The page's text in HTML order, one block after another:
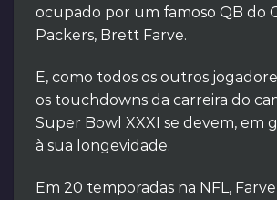
ocupado por um famoso QB do
Packers, Brett Farve.
E, como todos os outros
os touchdowns da carreira do
Super Bowl XXXI se devem, em
à sua longevidade.
Em 20 temporadas na NFL,